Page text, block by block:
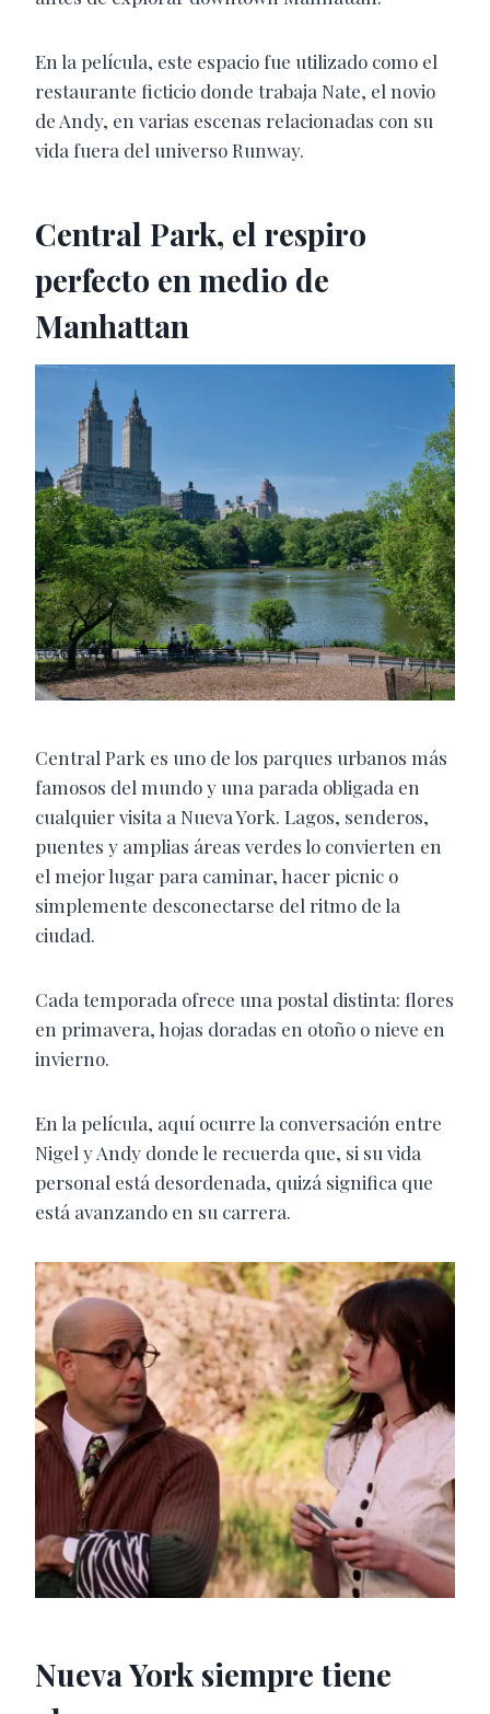
En la película, este espacio fue utilizado como el
restaurante ficticio donde trabaja Nate, el novio
de Andy, en varias escenas relacionadas con su
vida fuera del universo Runway.
Central Park, el respiro
perfecto en medio de
Manhattan
Central Park es uno de los parques urbanos más
famosos del mundo y una parada obligada en
cualquier visita a Nueva York. Lagos, senderos,
puentes y amplias áreas verdes lo convierten en
el mejor lugar para caminar, hacer picnic o
simplemente desconectarse del ritmo de la
ciudad.
Cada temporada ofrece una postal distinta: flores
en primavera, hojas doradas en otoño o nieve en
invierno.
En la película, aquí ocurre la conversación entre
Nigel y Andy donde le recuerda que, si su vida
personal está desordenada, quizá significa que
está avanzando en su carrera.
Nueva York siempre tiene